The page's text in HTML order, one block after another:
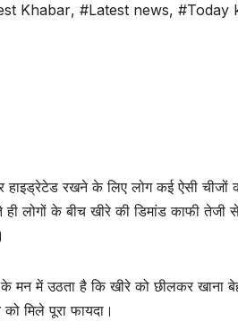
Khabar, #Latest news, #Today
हाइड्रेटेड रखने के लिए लोग कई ऐसी
ही लोगों के बीच खीरे की डिमांड काफी
में उठता है कि खीरे को छीलकर खाना
मिले पूरा फायदा।